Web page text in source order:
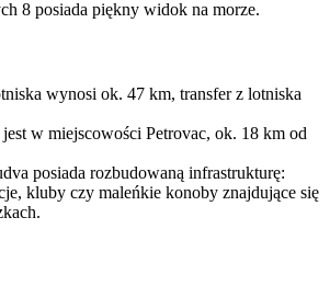
8 posiada piękny widok na morze.
wynosi ok. 47 km, transfer z lotniska
w miejscowości Petrovac, ok. 18 km od
posiada rozbudowaną infrastrukturę:
kluby czy maleńkie konoby znajdujące się